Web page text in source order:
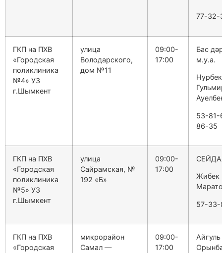
77-32-
ГКП на ПХВ
«Городская
поликлиника
№4» УЗ
г.Шымкент
улица
Володарского,
дом №11
09:00-
17:00
Бас
м.у.а.
53-
86-35
ГКП на ПХВ
«Городская
поликлиника
№5» УЗ
г.Шымкент
улица
Сайрамская, №
192 «Б»
09:00-
17:00
Жибек
57-33-
ГКП на ПХВ
«Городская
микрорайон
Самал —
09:00-
17:00
Айгуль